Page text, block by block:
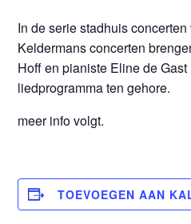
In de serie stadhuis
Keldermans concerten
Hoff en pianiste Eline de
liedprogramma ten gehore.
meer info volgt.
TOEVOEGEN AAN